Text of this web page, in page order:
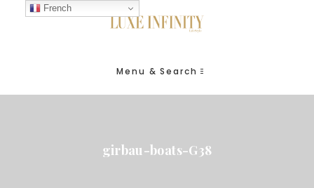
Menu & Search
girbau-boats-G38
French